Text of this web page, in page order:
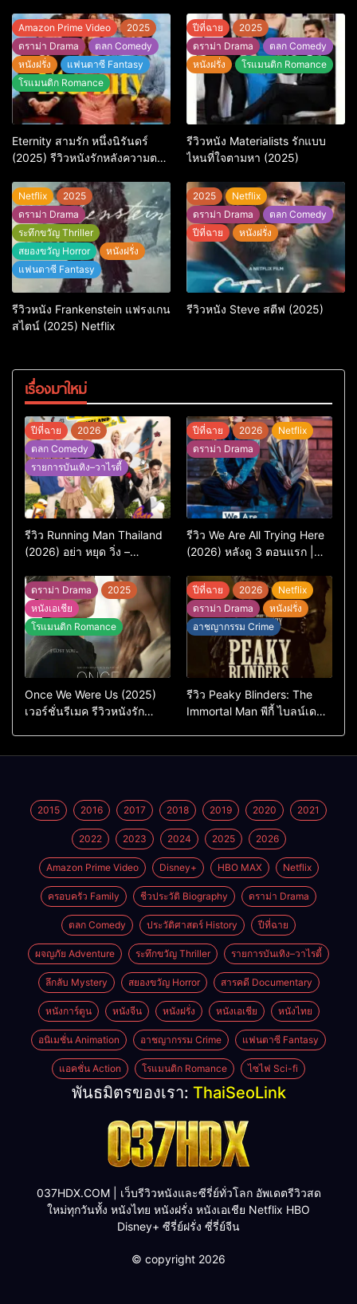
Amazon Prime Video
2025
ดราม่า Drama
ตลก Comedy
หนังฝรั่ง
แฟนตาซี Fantasy
โรแมนติก Romance
Eternity สามรัก หนึ่งนิรันดร์
(2025) รีวิวหนังรักหลังความตาย
รันดร์
ปีที่ฉาย
2025
ดราม่า Drama
ตลก Comedy
หนังฝรั่ง
โรแมนติก Romance
รีวิวหนัง Materialists รักแบบ
ไหนที่ใจตามหา (2025)
Netflix
2025
ดราม่า Drama
ระทึกขวัญ Thriller
สยองขวัญ Horror
หนังฝรั่ง
แฟนตาซี Fantasy
รีวิวหนัง Frankenstein แฟรงเกน
สไตน์ (2025) Netflix
2025
Netflix
ดราม่า Drama
ตลก Comedy
ปีที่ฉาย
หนังฝรั่ง
รีวิวหนัง Steve สตีฟ (2025)
เรื่องมาใหม่
ปีที่ฉาย
2026
ตลก Comedy
รายการบันเทิง–วาไรตี้
รีวิว Running Man Thailand
(2026) อย่า หยุด วิ่ง –
ต้นฉบับเกาหลี
ปีที่ฉาย 2026
Netflix
ดราม่า Drama
รีวิว We Are All Trying Here
(2026) หลังดู 3 ตอนแรก |
แต่ยังไปไม่ถึงไหน
ดราม่า Drama
2025
หนังเอเชีย
โรแมนติก Romance
Once We Were Us (2025)
เวอร์ชั่นรีเมค รีวิวหนังรัก
ปีที่ฉาย 2026
Netflix
ดราม่า Drama
หนังฝรั่ง
อาชญากรรม Crime
รีวิว Peaky Blinders: The
Immortal Man พีกี้ ไบลน์เด
2015 2016 2017 2018 2019 2020 2021
2022 2023 2024 2025 2026
Amazon Prime Video Disney+ HBO MAX Netflix
ครอบครัว Family ชีวประวัติ Biography ดราม่า Drama
ตลก Comedy ประวัติศาสตร์ History ปีที่ฉาย
ผจญภัย Adventure ระทึกขวัญ Thriller รายการบันเทิง–วาไรตี้
ลึกลับ Mystery สยองขวัญ Horror สารคดี Documentary
หนังการ์ตูน หนังจีน หนังฝรั่ง หนังเอเชีย หนังไทย
อนิเมชั่น Animation อาชญากรรม Crime แฟนตาซี Fantasy
แอคชั่น Action โรแมนติก Romance ไซไฟ Sci-fi
พันธมิตรของเรา: ThaiSeoLink
037HDX.COM | เว็บรีวิวหนังและซีรี่ย์ทั่วโลก อัพเดตรีวิวสด
ใหม่ทุกวันทั้ง หนังไทย หนังฝรั่ง หนังเอเชีย Netflix HBO
Disney+ ซีรี่ย์ฝรั่ง ซี่รี่ย์จีน
© copyright 2026